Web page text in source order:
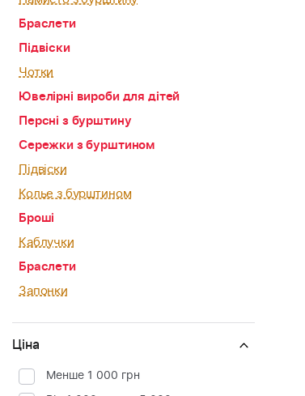
Браслети
Підвіски
Чотки
Ювелірні вироби для дітей
Персні з бурштину
Сережки з бурштином
Підвіски
Колье з бурштином
Броші
Каблучки
Браслети
Запонки
Ціна
Менше 1 000 грн